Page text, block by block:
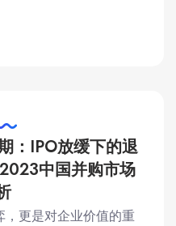
：IPO放缓下的退
中国并购市场
更是对企业价值的重